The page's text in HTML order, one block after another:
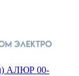
АЛЮР 00-